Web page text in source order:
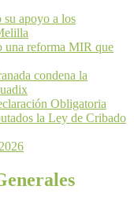
apoyo a los
una reforma MIR que
condena la
Obligatoria
la Ley de Cribado